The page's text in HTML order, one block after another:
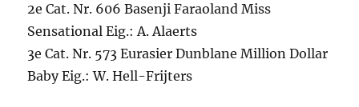
2e Cat. Nr. 606 Basenji Faraoland Miss
Sensational Eig.: A. Alaerts
3e Cat. Nr. 573 Eurasier Dunblane Million Dollar
Baby Eig.: W. Hell-Frijters